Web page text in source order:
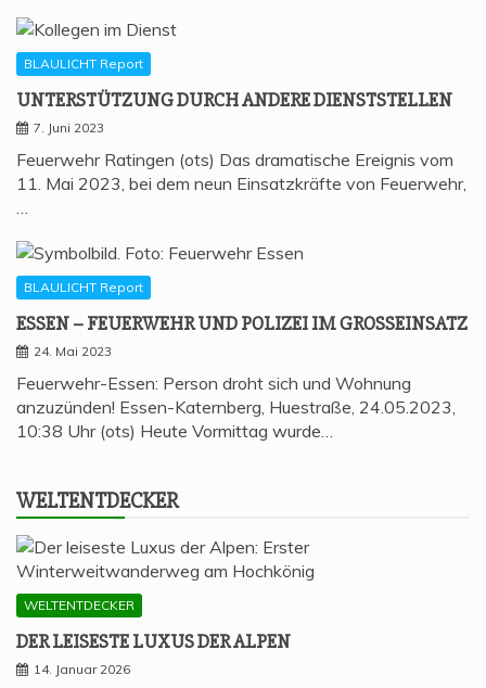
BLAULICHT Report
UNTER­STÜT­ZUNG DURCH ANDE­RE DIENSTSTELLEN
7. Juni 2023
Feuerwehr Ratingen (ots) Das dramatische Ereignis vom
11. Mai 2023, bei dem neun Einsatzkräfte von Feuerwehr,
…
BLAULICHT Report
ESSEN – FEU­ER­WEHR UND POLI­ZEI IM GROSSEINSATZ
24. Mai 2023
Feuerwehr-Essen: Person droht sich und Wohnung
anzuzünden! Essen-Katernberg, Huestraße, 24.05.2023,
10:38 Uhr (ots) Heute Vormittag wurde…
WELT­ENT­DE­CKER
WELTENTDECKER
DER LEI­SES­TE LUXUS DER ALPEN
14. Januar 2026